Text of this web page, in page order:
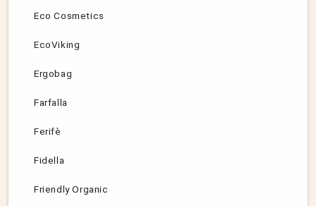
Eco Cosmetics
EcoViking
Ergobag
Farfalla
Ferifè
Fidella
Friendly Organic